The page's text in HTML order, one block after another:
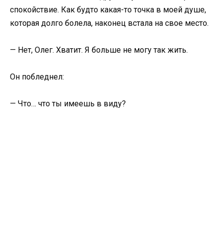
спокойствие. Как будто какая-то точка в моей душе,
которая долго болела, наконец встала на свое место.
— Нет, Олег. Хватит. Я больше не могу так жить.
Он побледнел:
— Что… что ты имеешь в виду?